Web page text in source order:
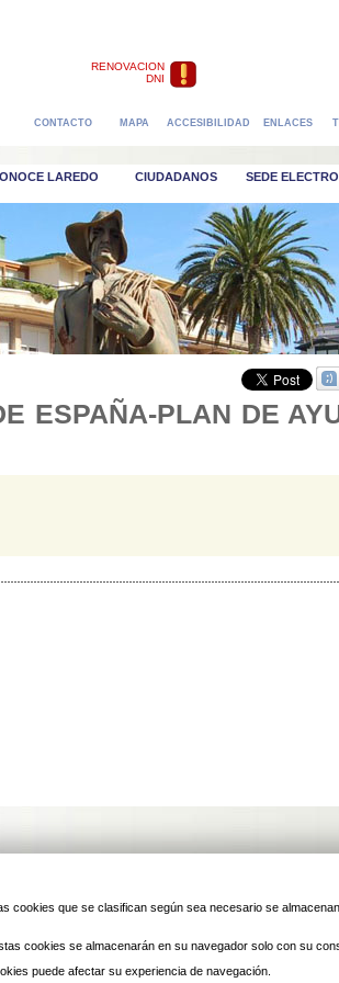
RENOVACION
DNI
CONTACTO MAPA ACCESIBILIDAD ENLACES
LAREDO CIUDADANOS SEDE
ESPAÑA-PLAN DE
cookies que se clasifican según sea necesario se
cookies se almacenarán en su navegador solo con su
puede afectar su experiencia de navegación.